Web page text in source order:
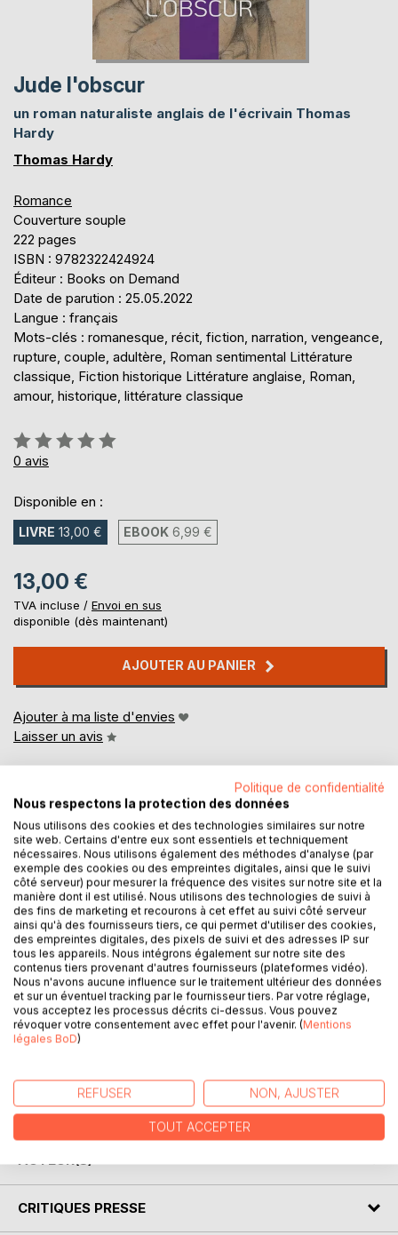
Jude l'obscur
un roman naturaliste anglais de l'écrivain Thomas
Hardy
Thomas Hardy
Romance
Couverture souple
222 pages
ISBN : 9782322424924
Éditeur : Books on Demand
Date de parution : 25.05.2022
Langue : français
Mots-clés : romanesque, récit, fiction, narration, vengeance,
rupture, couple, adultère, Roman sentimental Littérature
classique, Fiction historique Littérature anglaise, Roman,
amour, historique, littérature classique
Évaluation:
0%
0 avis
Disponible en :
LIVRE 13,00 € EBOOK 6,99 €
13,00 €
TVA incluse / Envoi en sus
disponible (dès maintenant)
AJOUTER AU PANIER
Ajouter à ma liste d'envies
Laisser un avis
DESCRIPTION
L'histoire se déroule dans une région du Sud-Ouest de
l'Angleterre, appelée Wessex. Jude Fawley, jeune orphelin
campagnard, rêve de devenir aussi savant que son ancien
maître d'école, Richard Phillotson. Il entreprend d'étudier
seul le latin et le grec dans l'espoir de pouvoir entrer à
l'université de Christminster, ville fictive inspirée d'Oxford.
Pour gagner sa vie, il devient apprenti tailleur de pierres.
Donn a tôt fait de mettre la main sur Jude et de l'amener à
l'épouser sous prétexte de préserver son honneur.
AUTEUR(S)
CRITIQUES PRESSE
Politique de confidentialité
Nous respectons la protection des données
Nous utilisons des cookies et des technologies similaires sur notre
site web. Certains d'entre eux sont essentiels et techniquement
nécessaires. Nous utilisons également des méthodes d'analyse (par
exemple des cookies ou des empreintes digitales, ainsi que le suivi
côté serveur) pour mesurer la fréquence des visites sur notre site et la
manière dont il est utilisé. Nous utilisons des technologies de suivi à
des fins de marketing et recourons à cet effet au suivi côté serveur
ainsi qu'à des fournisseurs tiers, ce qui permet d'utiliser des cookies,
des empreintes digitales, des pixels de suivi et des adresses IP sur
tous les appareils. Nous intégrons également sur notre site des
contenus tiers provenant d'autres fournisseurs (plateformes vidéo).
Nous n'avons aucune influence sur le traitement ultérieur des données
et sur un éventuel tracking par le fournisseur tiers. Par votre réglage,
vous acceptez les processus décrits ci-dessus. Vous pouvez
révoquer votre consentement avec effet pour l'avenir. (Mentions
légales BoD)
REFUSER NON, AJUSTER
TOUT ACCEPTER